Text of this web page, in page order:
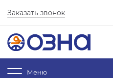
Заказать звонок
Меню